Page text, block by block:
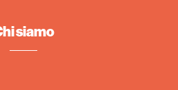
siamo